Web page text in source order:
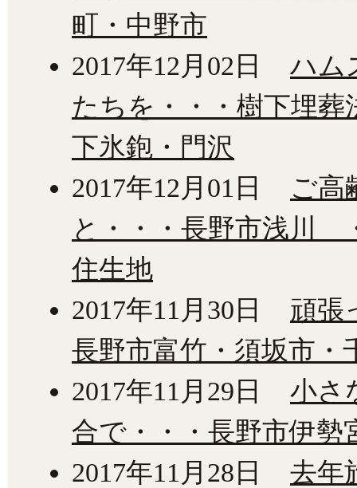
町・中野市
2017年12月02日
ハム
たちを・・・樹下埋葬
下氷鉋・門沢
2017年12月01日
ご高
と・・・長野市浅
住生地
2017年11月30日
頑張
長野市富竹・須坂市・
2017年11月29日
小さ
合で・・・長野市伊勢
2017年11月28日
去年